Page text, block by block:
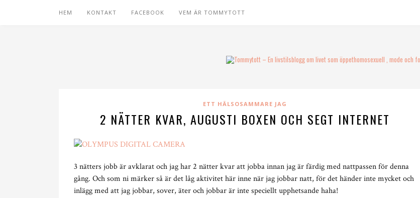
HEM KONTAKT FACEBOOK VEM ÄR TOMMYTOTT
ETT HÄLSOSAMMARE JAG
2 NÄTTER KVAR, AUGUSTI BOXEN OCH SEGT INTERNET
3 nätters jobb är avklarat och jag har 2 nätter kvar att jobba innan jag är färdig med nattpassen för denna
gång. Och som ni märker så är det låg aktivitet här inne när jag jobbar natt, för det händer inte mycket och
inlägg med att jag jobbar, sover, äter och jobbar är inte speciellt upphetsande haha!